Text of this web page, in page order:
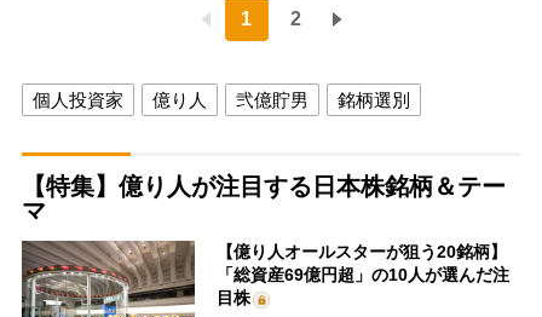
1 2
個人投資家 億り人 弐億貯男 銘柄選別
【特集】億り人が注目する日本株銘柄＆テー
マ
【億り人オールスターが狙う20銘柄】
「総資産69億円超」の10人が選んだ注
目株